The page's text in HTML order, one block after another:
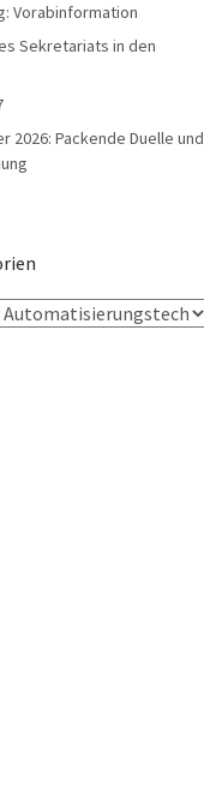
Vorabinformation
Sekretariats in den
2026: Packende Duelle und